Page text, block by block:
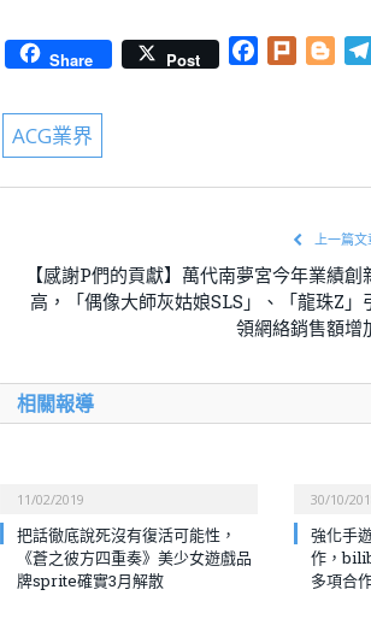
Share Post Facebook
Plurk
ACG業界
上一篇
【感謝P們的貢獻】萬代南夢宮今年業績創
高，「偶像大師灰姑娘SLS」、「龍珠Z」
領網絡銷售額增
相關報導
11/02/2019
把話徹底說死沒有復活可能性，
《蒼之彼方四重奏》美少女遊戲品
牌sprite確實3月解散
30/10/
強化手
作，
多項合